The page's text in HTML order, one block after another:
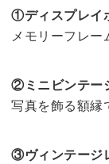
①ディスプレイ
メモリーフレー
②ミニビンテー
写真を飾る額縁
③ヴィンテージ